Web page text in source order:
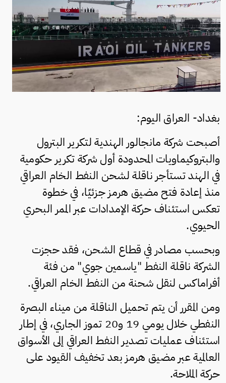
بغداد- العراق اليوم:
أصبحت شركة مانجالور الهندية لتكرير البترول
والبتروكيماويات المحدودة أول شركة تكرير حكومية
في الهند تستأجر ناقلة لشحن النفط الخام العراقي
منذ إعادة فتح مضيق هرمز جزئيًا، في خطوة
تعكس استئناف حركة الإمدادات عبر الممر البحري
الحيوي.
وبحسب مصادر في قطاع الشحن، فقد حجزت
الشركة ناقلة النفط "ياسمين جوي" من فئة
أفراماكس لنقل شحنة من النفط الخام العراقي.
ومن المقرر أن يتم تحميل الناقلة من ميناء البصرة
النفطي خلال يومي 19 و20 تموز الجاري، في إطار
استئناف عمليات تصدير النفط العراقي إلى الأسواق
العالمية عبر مضيق هرمز بعد تخفيف القيود على
حركة الملاحة.